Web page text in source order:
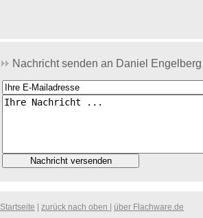
Nachricht senden an Daniel Engelberg
Startseite zurück nach oben über Flachware.de